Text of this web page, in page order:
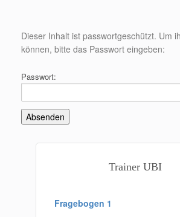
Dieser Inhalt ist passwortgeschützt. Um
können, bitte das Passwort eingeben:
Passwort:
Trainer UBI
Fragebogen 1